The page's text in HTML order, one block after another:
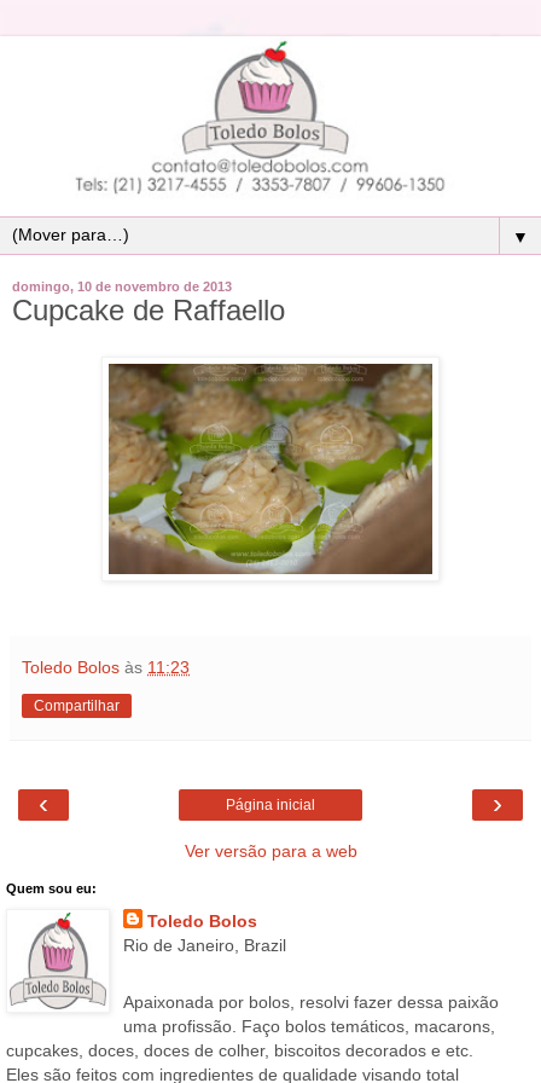
▼
domingo, 10 de novembro de 2013
Cupcake de Raffaello
Toledo Bolos às 11:23
Compartilhar
‹ ›
Página inicial
Ver versão para a web
Quem sou eu:
Toledo Bolos
Rio de Janeiro, Brazil
Apaixonada por bolos, resolvi fazer dessa paixão
uma profissão. Faço bolos temáticos, macarons,
cupcakes, doces, doces de colher, biscoitos decorados e etc.
Eles são feitos com ingredientes de qualidade visando total